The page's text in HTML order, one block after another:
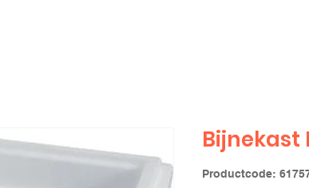
Bijnekast
Productcode: